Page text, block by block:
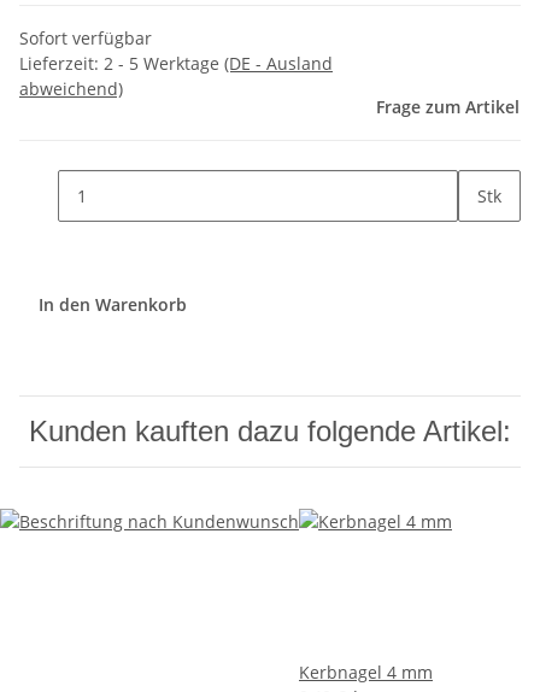
Sofort verfügbar
Lieferzeit: 2 - 5 Werktage (DE - Ausland
abweichend)
Frage zum Artikel
Stk
In den Warenkorb
Kunden kauften dazu folgende Artikel:
Kerbnagel 4 mm